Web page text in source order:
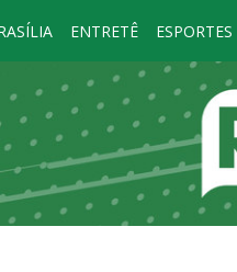
ENTRETÊ ESPORTES